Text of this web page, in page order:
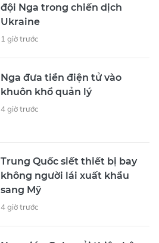
đội Nga trong chiến dịch
Ukraine
1 giờ trước
Nga đưa tiền điện tử vào
khuôn khổ quản lý
4 giờ trước
Trung Quốc siết thiết bị bay
không người lái xuất khẩu
sang Mỹ
4 giờ trước